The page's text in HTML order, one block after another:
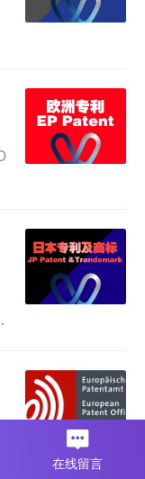
在线留言